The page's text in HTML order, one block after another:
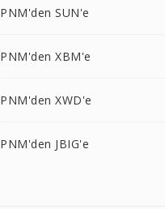
PNM'den SUN'e
PNM'den XBM'e
PNM'den XWD'e
PNM'den JBIG'e